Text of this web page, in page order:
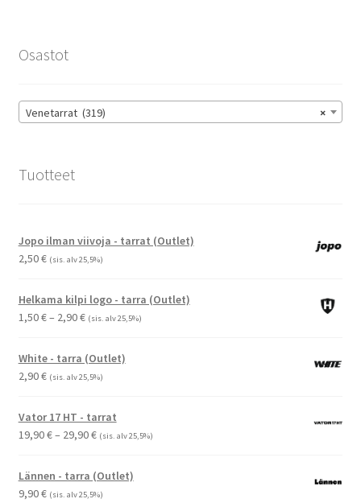
sivulla.
Osastot
×
Venetarrat (319)
Tuotteet
Jopo ilman viivoja - tarrat (Outlet)
2,50€ (sis. alv 25,5%)
Helkama kilpi logo - tarra (Outlet)
1,50€– 2,90€Hintaluokka:
-
2,90 €
(sis. alv 25,5%)
White - tarra (Outlet)
2,90€ (sis. alv 25,5%)
Vator 17 HT - tarrat
19,90€– 29,90€Hintaluokka:
-
29,90 €
(sis. alv 25,5%)
Lännen - tarra (Outlet)
9,90€ (sis. alv 25,5%)